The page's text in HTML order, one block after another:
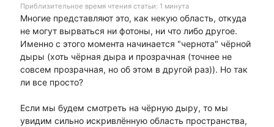
Приблизительное время чтения статьи: 1 минута
Многие представляют это, как некую область, откуда
не могут вырваться ни фотоны, ни что либо другое.
Именно с этого момента начинается "чернота" чёрной
дыры (хоть чёрная дыра и прозрачная (точнее не
совсем прозрачная, но об этом в другой раз)). Но так
ли все просто?
Если мы будем смотреть на чёрную дыру, то мы
увидим сильно искривлённую область пространства,